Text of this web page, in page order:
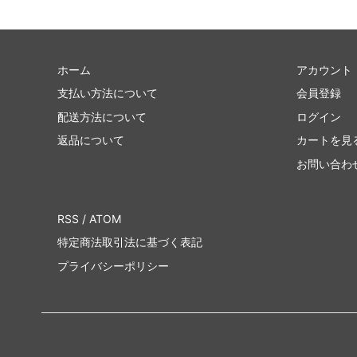
ホーム
支払い方法について
配送方法について
返品について
アカウント
会員登録
ログイン
カートを見
お問い合わ
RSS / ATOM
特定商法取引法に基づく表記
プライバシーポリシー